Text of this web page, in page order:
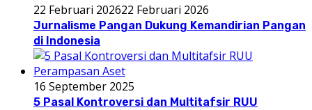
22 Februari 202622 Februari 2026
Jurnalisme Pangan Dukung Kemandirian Pangan
di Indonesia
16 September 2025
5 Pasal Kontroversi dan Multitafsir RUU